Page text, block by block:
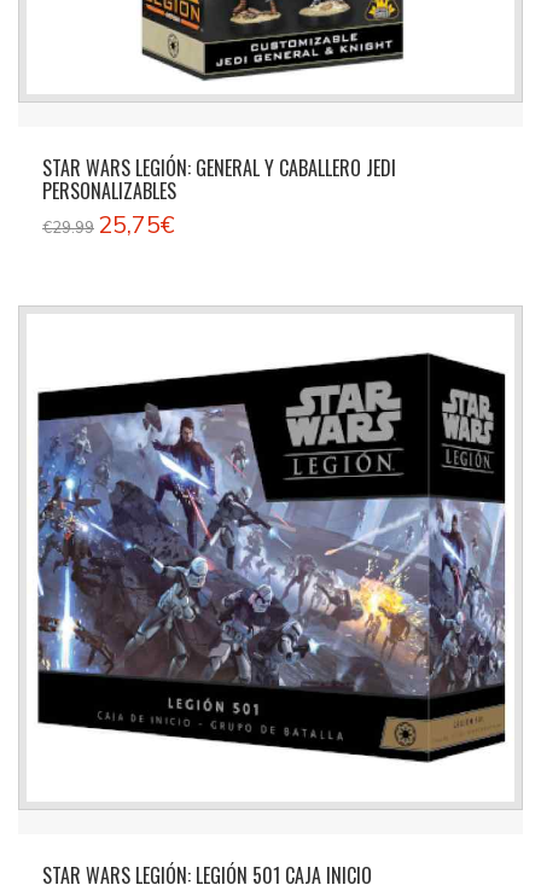
STAR WARS LEGIÓN: GENERAL Y CABALLERO JEDI
PERSONALIZABLES
€29.99 25,75€
STAR WARS LEGIÓN: LEGIÓN 501 CAJA INICIO